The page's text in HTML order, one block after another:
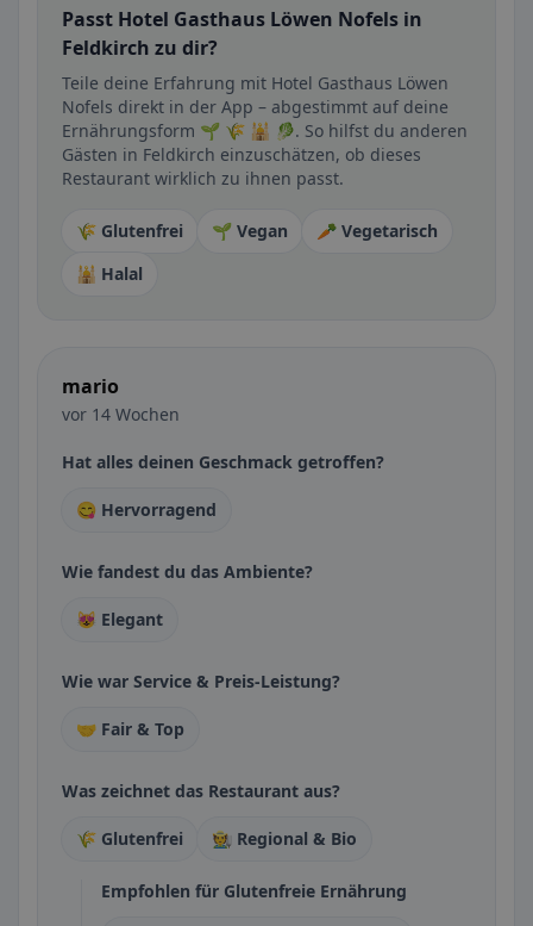
Passt Hotel Gasthaus Löwen Nofels in
Feldkirch zu dir?
Teile deine Erfahrung mit Hotel Gasthaus Löwen
Nofels direkt in der App – abgestimmt auf deine
Ernährungsform 🌱 🌾 🕌 🥬. So hilfst du anderen
Gästen in Feldkirch einzuschätzen, ob dieses
Restaurant wirklich zu ihnen passt.
🌾 Glutenfrei 🌱 Vegan
🥕 Vegetarisch
🕌 Halal
mario
vor 14 Wochen
Hat alles deinen Geschmack getroffen?
😋 Hervorragend
Wie fandest du das Ambiente?
😻 Elegant
Wie war Service & Preis-Leistung?
🤝 Fair & Top
Was zeichnet das Restaurant aus?
🌾 Glutenfrei 🧑‍🌾 Regional & Bio
Empfohlen für Glutenfreie Ernährung